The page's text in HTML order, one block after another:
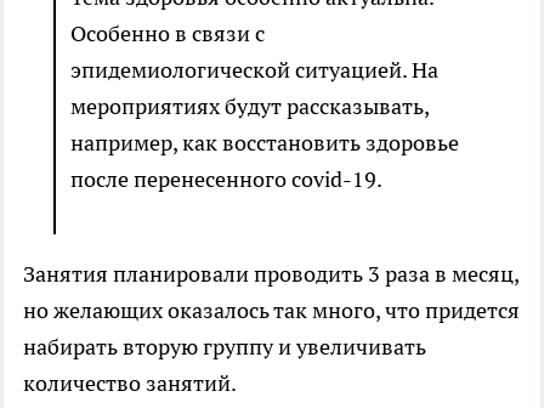
Особенно в связи с
эпидемиологической ситуацией. На
мероприятиях будут рассказывать,
например, как восстановить здоровье
после перенесенного covid-19.
Занятия планировали проводить 3 раза в месяц,
но желающих оказалось так много, что придется
набирать вторую группу и увеличивать
количество занятий.